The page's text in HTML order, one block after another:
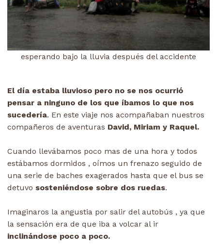
esperando bajo la lluvia después del accidente
El día estaba lluvioso pero no se nos ocurrió
pensar a ninguno de los que íbamos lo que nos
sucedería. En este viaje nos acompañaban nuestros
compañeros de aventuras David, Miriam y Raquel.
Cuando llevábamos poco mas de una hora y todos
estábamos dormidos , oímos un frenazo seguido de
una serie de baches exagerados hasta que el bus se
detuvo sosteniéndose sobre dos ruedas.
Imaginaros la angustia por salir del autobús , ya que
la sensación era de que iba a volcar al ir
inclinándose poco a poco.